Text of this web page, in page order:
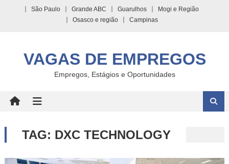
São Paulo Grande ABC Guarulhos
Mogi e Região
Osasco e região
Campinas
VAGAS DE EMPREGOS
Empregos, Estágios e Oportunidades
TAG: DXC TECHNOLOGY